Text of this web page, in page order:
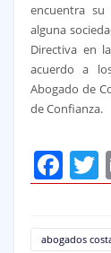
encuentra su
alguna
Directiva en
acuerdo a
Abogado de
de Confianza.
abogados